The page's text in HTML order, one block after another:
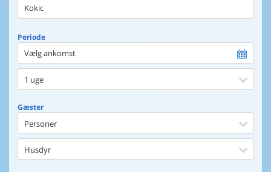
Periode
Vælg ankomst
1 uge
Gæster
Personer
Husdyr